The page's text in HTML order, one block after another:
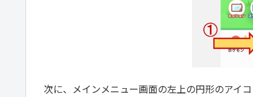
次に、メインメニュー画面の左上の円形のアイコ